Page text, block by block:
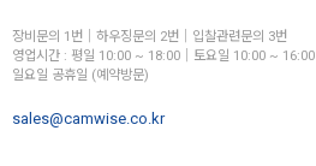
장비문의 1번│하우징문의 2번│입찰관련문의 3번
영업시간 : 평일 10:00 ~ 18:00│토요일 10:00 ~ 16:00
일요일 공휴일 (예약방문)
sales@camwise.co.kr